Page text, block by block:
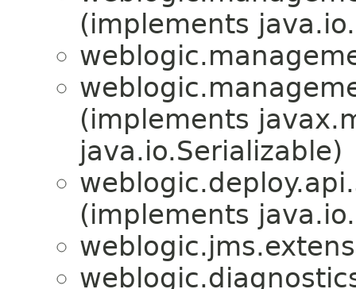
(implements
(implements
java.io.Serializable)
(implements